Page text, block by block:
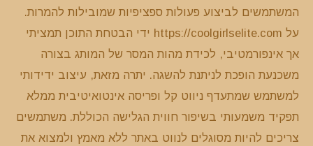
המשתמשים לביצוע פעולות ספציפיות שמובילות להמרות.
על https://coolgirlselite.com ידי הבטחת התוכן תמציתי
אך אינפורמטיבי, לכידת מהות המסר של המותג בצורה
משכנעת הופכת לניתנת להשגה. יתרה מזאת, עיצוב ידידותי
למשתמש שמתעדף ניווט קל ופריסה אינטואיטיבית ממלא
תפקיד משמעותי בשיפור חווית הגלישה הכוללת. משתמשים
צריכים להיות מסוגלים לנווט באתר ללא מאמץ ולמצוא את